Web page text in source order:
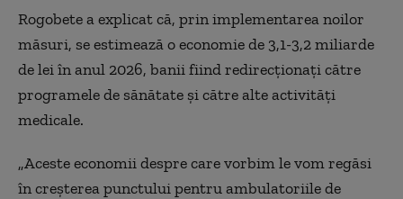
Rogobete a explicat că, prin implementarea noilor
măsuri, se estimează o economie de 3,1-3,2 miliarde
de lei în anul 2026, banii fiind redirecţionaţi către
programele de sănătate şi către alte activităţi
medicale.
„Aceste economii despre care vorbim le vom regăsi
în creşterea punctului pentru ambulatoriile de